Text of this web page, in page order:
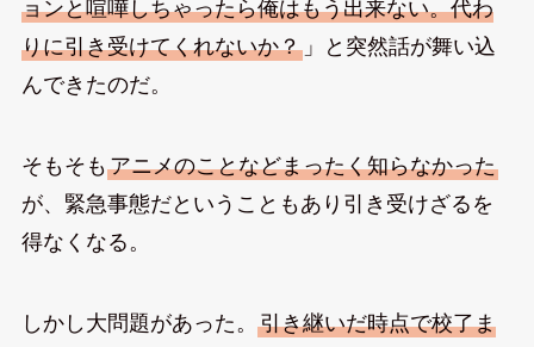
ョンと喧嘩しちゃったら俺はもう出来ない。代わ
りに引き受けてくれないか？」と突然話が舞い込
んできたのだ。
そもそもアニメのことなどまったく知らなかった
が、緊急事態だということもあり引き受けざるを
得なくなる。
しかし大問題があった。 引き継いだ時点で校了ま